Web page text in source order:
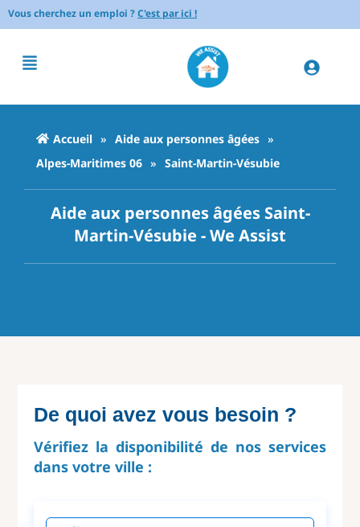
Vous cherchez un emploi ?C'est par ici !
Accueil » Aide aux personnes âgées »
Alpes-Maritimes 06 » Saint-Martin-Vésubie
Aide aux personnes âgées Saint-
Martin-Vésubie - We Assist
De quoi avez vous besoin ?
Vérifiez la disponibilité de nos services
dans votre ville :